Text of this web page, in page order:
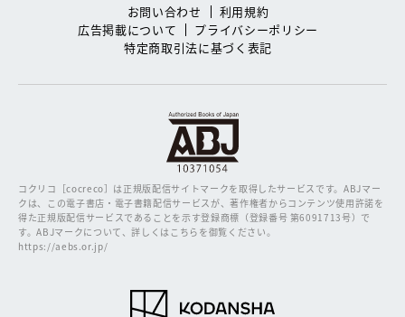
お問い合わせ
利用規約
広告掲載について
プライバシーポリシー
特定商取引法に基づく表記
コクリコ［cocreco］は正規版配信サイトマークを取得したサービスです。ABJマー
クは、この電子書店・電子書籍配信サービスが、著作権者からコンテンツ使用許諾を
得た正規版配信サービスであることを示す登録商標（登録番号 第6091713号）で
す。ABJマークについて、詳しくはこちらを御覧ください。
https://aebs.or.jp/